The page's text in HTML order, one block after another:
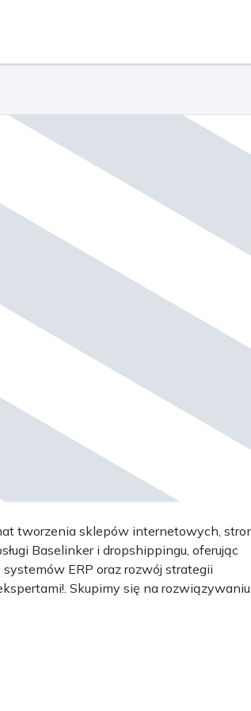
tworzenia sklepów internetowych,
Baselinker i dropshippingu, oferując
ERP oraz rozwój strategii
Skupimy się na rozwiązywaniu